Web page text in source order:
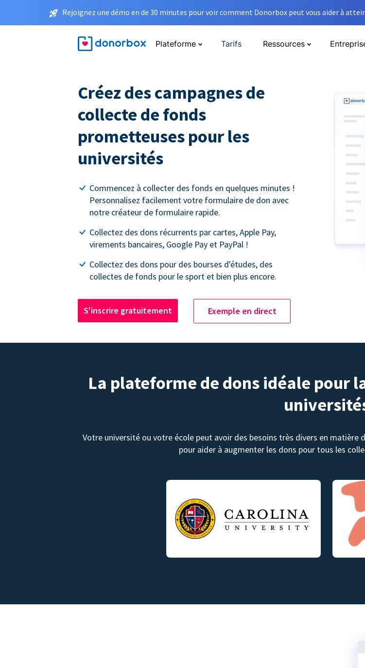
Rejoignez une démo en de 30 minutes pour voir comment Donorbox peut vous aider à
Plateforme Tarifs Ressources
Créez des campagnes de
collecte de fonds
prometteuses pour les
universités
Commencez à collecter des fonds en quelques minutes !
Personnalisez facilement votre formulaire de don avec
notre créateur de formulaire rapide.
Collectez des dons récurrents par cartes, Apple Pay,
virements bancaires, Google Pay et PayPal !
Collectez des dons pour des bourses d'études, des
collectes de fonds pour le sport et bien plus encore.
S'inscrire gratuitement Exemple en direct
La plateforme de dons idéale pour
Votre université ou votre école peut avoir des besoins très divers en
pour aider à augmenter les dons pour tous les